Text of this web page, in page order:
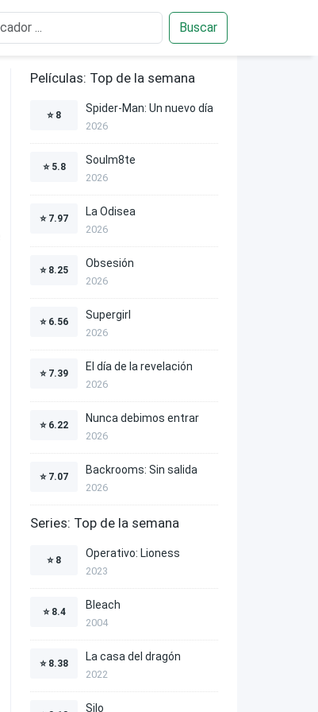
Buscar
Películas: Top de la semana
⭐ 8
Spider-Man: Un nuevo día
2026
⭐ 5.8
Soulm8te
2026
⭐ 7.97
La Odisea
2026
⭐ 8.25
Obsesión
2026
⭐ 6.56
Supergirl
2026
⭐ 7.39
El día de la revelación
2026
⭐ 6.22
Nunca debimos entrar
2026
⭐ 7.07
Backrooms: Sin salida
2026
Series: Top de la semana
⭐ 8
Operativo: Lioness
2023
⭐ 8.4
Bleach
2004
⭐ 8.38
La casa del dragón
2022
Silo